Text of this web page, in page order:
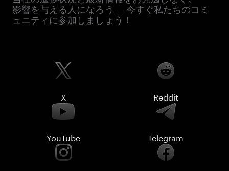
影響を与える人になろう — 今すぐ私たちのコミ
ュニティに参加しましょう！
X Reddit
YouTube Telegram